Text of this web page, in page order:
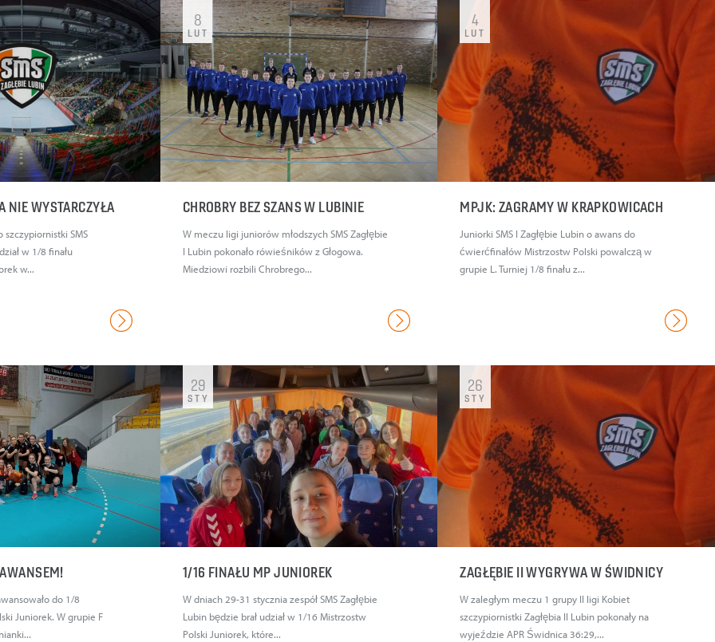
NIE WYSTARCZYŁA
SMS
w 1/8 finału
w...
CHROBRY BEZ SZANS W LUBINIE
W meczu ligi juniorów młodszych SMS Zagłębie
I Lubin pokonało rówieśników z Głogowa.
Miedziowi rozbili Chrobrego...
8
LUT
MPJK: ZAGRAMY W KRAPKOWICACH
Juniorki SMS I Zagłębie Lubin o awans do
ćwierćfinałów Mistrzostw Polski powalczą w
grupie L. Turniej 1/8 finału z...
4
LUT
do 1/8
Juniorek. W grupie F
1/16 FINAŁU MP JUNIOREK
W dniach 29-31 stycznia zespół SMS Zagłębie
Lubin będzie brał udział w 1/16 Mistrzostw
Polski Juniorek, które...
29
STY
ZAGŁĘBIE II WYGRYWA W ŚWIDNICY
W zaległym meczu 1 grupy II ligi Kobiet
szczypiornistki Zagłębia II Lubin pokonały na
wyjeździe APR Świdnica 36:29,...
26
STY